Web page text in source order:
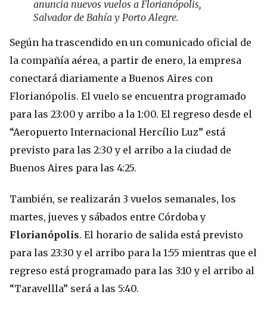
anuncia nuevos vuelos a Florianópolis,
Salvador de Bahía y Porto Alegre.
Según ha trascendido en un comunicado oficial de
la compañía aérea, a partir de enero, la empresa
conectará diariamente a Buenos Aires con
Florianópolis. El vuelo se encuentra programado
para las 23:00 y arribo a la 1:00. El regreso desde el
“Aeropuerto Internacional Hercílio Luz” está
previsto para las 2:30 y el arribo a la ciudad de
Buenos Aires para las 4:25.
También, se realizarán 3 vuelos semanales, los
martes, jueves y sábados entre Córdoba y
Florianópolis. El horario de salida está previsto
para las 23:30 y el arribo para la 1:55 mientras que el
regreso está programado para las 3:10 y el arribo al
“Taravellla” será a las 5:40.